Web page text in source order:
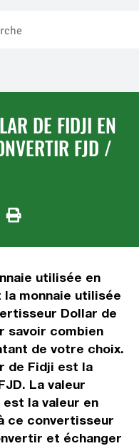
DE FIDJI EN
FJD /
utilisée en
la monnaie utilisée
Dollar de
savoir combien
de votre choix.
de Fidji est la
La valeur
est la valeur en
ce convertisseur
et échanger